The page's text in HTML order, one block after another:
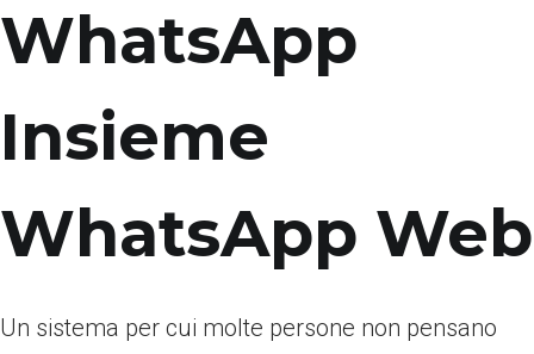
WhatsApp
Insieme
WhatsApp Web
Un sistema per cui molte persone non pensano